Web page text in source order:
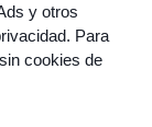
y otros
Para
cookies de